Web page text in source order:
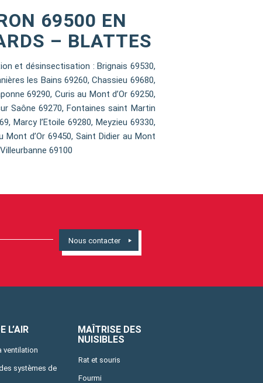
69500 EN
– BLATTES
et désinsectisation : Brignais 69530,
les Bains 69260, Chassieu 69680,
69290, Curis au Mont d’Or 69250,
Saône 69270, Fontaines saint Martin
Marcy l’Etoile 69280, Meyzieu 69330,
Mont d’Or 69450, Saint Didier au Mont
69100
Nous contacter
L’AIR
ventilation
systèmes de
MAÎTRISE DES
NUISIBLES
Rat et souris
Fourmi